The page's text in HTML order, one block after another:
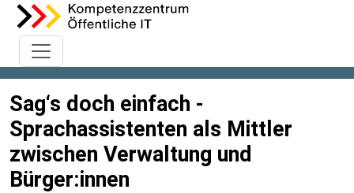
Sag‘s doch einfach -
Sprachassistenten als Mittler
zwischen Verwaltung und
Bürger:innen